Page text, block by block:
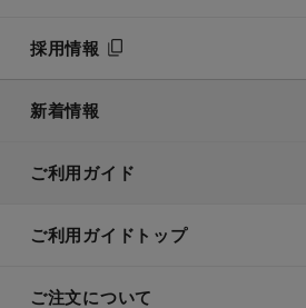
採用情報
新着情報
ご利用ガイド
ご利用ガイドトップ
ご注文について